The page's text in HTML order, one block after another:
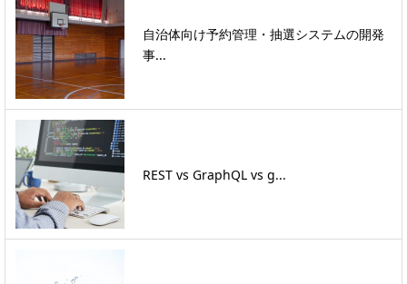
自治体向け予約管理・抽選システムの開発
事...
REST vs GraphQL vs g...